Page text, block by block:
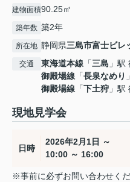
建物面積90.25㎡
築年数 築2年
所在地 静岡県三島市富士ビレ
交通 東海道本線 「三島 」駅
御殿場線 「長泉なめり
御殿場線 「下土狩 」駅
現地見学会
日時
2026年2月1日 ～
10:00 ～ 16:00
※事前に必ずお問い合わせく